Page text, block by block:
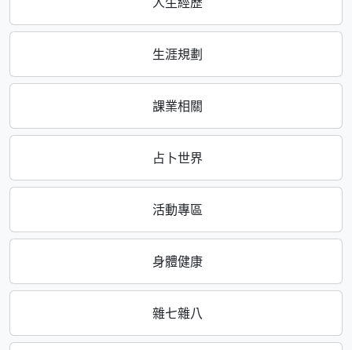
生涯規劃
課業相關
占卜世界
活動專區
身體健康
雜七雜八